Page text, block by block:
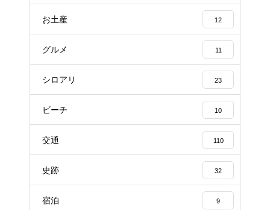
お土産 12
グルメ 11
シロアリ 23
ビーチ 10
交通 110
史跡 32
宿泊 9